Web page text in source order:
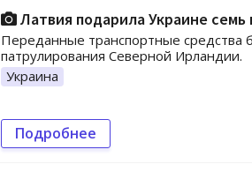
Латвия подарила Украине
Переданные транспортные средства
патрулирования Северной Ирландии.
Украина
Подробнее